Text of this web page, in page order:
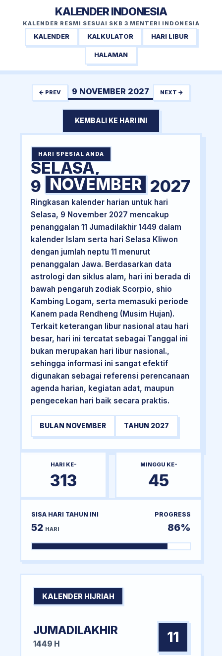
KALENDER INDONESIA
KALENDER RESMI SESUAI SKB 3 MENTERI INDONESIA
KALENDER KALKULATOR HARI LIBUR
HALAMAN
← PREV 9 NOVEMBER 2027 NEXT →
KEMBALI KE HARI INI
HARI SPESIAL ANDA
SELASA,
9 NOVEMBER 2027
Ringkasan kalender harian untuk hari
Selasa, 9 November 2027 mencakup
penanggalan 11 Jumadilakhir 1449 dalam
kalender Islam serta hari Selasa Kliwon
dengan jumlah neptu 11 menurut
penanggalan Jawa. Berdasarkan data
astrologi dan siklus alam, hari ini berada di
bawah pengaruh zodiak Scorpio, shio
Kambing Logam, serta memasuki periode
Kanem pada Rendheng (Musim Hujan).
Terkait keterangan libur nasional atau hari
besar, hari ini tercatat sebagai Tanggal ini
bukan merupakan hari libur nasional.,
sehingga informasi ini sangat efektif
digunakan sebagai referensi perencanaan
agenda harian, kegiatan adat, maupun
pengecekan hari baik secara praktis.
BULAN NOVEMBER TAHUN 2027
HARI KE-
313
MINGGU KE-
45
SISA HARI TAHUN INI
52 HARI
PROGRESS
86%
KALENDER HIJRIAH
JUMADILAKHIR
1449 H 11